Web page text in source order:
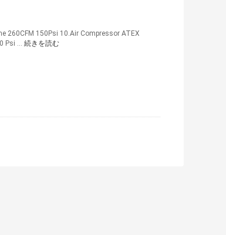
260CFM 150Psi 10.Air Compressor ATEX
Psi ... 続きを読む